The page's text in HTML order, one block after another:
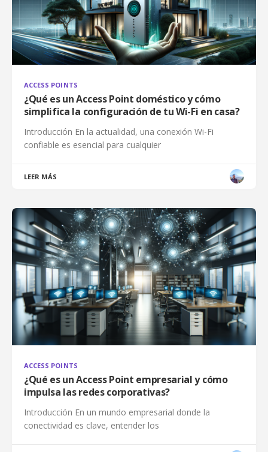
ACCESS POINTS
¿Qué es un Access Point doméstico y cómo
simplifica la configuración de tu Wi-Fi en casa?
Introducción En la actualidad, una conexión Wi-Fi
confiable es esencial para cualquier
LEER MÁS
ACCESS POINTS
¿Qué es un Access Point empresarial y cómo
impulsa las redes corporativas?
Introducción En un mundo empresarial donde la
conectividad es clave, entender los